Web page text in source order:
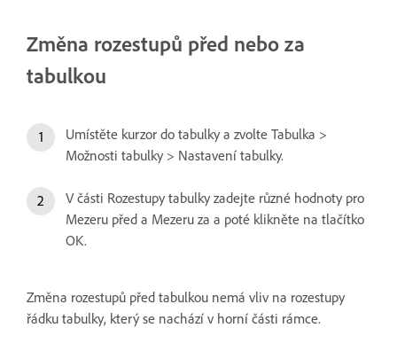
Změna rozestupů před nebo za
tabulkou
Umístěte kurzor do tabulky a zvolte Tabulka >
Možnosti tabulky > Nastavení tabulky.
V části Rozestupy tabulky zadejte různé hodnoty pro
Mezeru před a Mezeru za a poté klikněte na tlačítko
OK.
Změna rozestupů před tabulkou nemá vliv na rozestupy
řádku tabulky, který se nachází v horní části rámce.